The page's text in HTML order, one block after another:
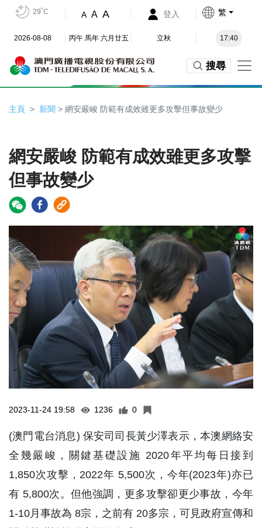
29˚C A A A 登入 繁
2026-08-08 丙午 馬年 六月廿五 立秋 17:40
搜尋
主頁 新聞 > 網安嚴峻 防範有成效雖更多攻擊但事故變少
網安嚴峻 防範有成效雖更多攻擊
但事故變少
2023-11-24 19:58 1236 0
(澳門電台消息) 保安司司長黃少澤表示，本澳網絡安
全幾嚴峻，關鍵基礎設施 2020年平均每日接到
1,850次攻擊，2022年 5,500次，今年(2023年)亦已
有 5,800次。但他強調，更多攻擊卻更少事故，今年
1-10月事故為 8宗，之前有 20多宗，可見政府宣傳和